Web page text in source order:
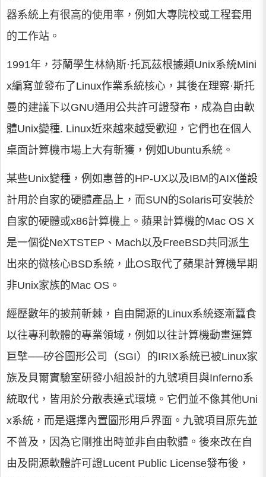
器系統上有很高的使用率，例如大專院校或工程套用
的工作站。
1991年，芬蘭學生林納斯·托瓦茲根據類Unix系統Mini
x編寫並發布了Linux作業系統核心，其後在理察·斯托
曼的建議下以GNU通用公共許可證發布，成為自由軟
體Unix變種. Linux近來越來越受歡迎，它們也在個人
桌面計算機市場上大有斬獲，例如Ubuntu系統。
某些Unix變種，例如惠普的HP-UX以及IBM的AIX僅設
計用於自家的硬體產品上，而SUN的Solaris可安裝於
自家的硬體或x86計算機上。蘋果計算機的Mac OS X
是一個從NeXTSTEP、Mach以及FreeBSD共同派生
出來的微核心BSD系統，此OS取代了蘋果計算機早期
非Unix家族的Mac OS。
經歷數年的披荊斬棘，自由開源的Linux系統逐漸蠶食
以往專利軟體的專業領域，例如以往計算機動畫運算
巨擘──矽谷圖形公司（SGI）的IRIX系統已被Linux家
族及貝爾實驗室研發小組設計的九號項目與Inferno系
統取代，皆用於分散表達式環境。它們並不像其他Uni
x系統，而是選擇內置圖形用戶界面。九號項目原先並
不普及，因為它剛推出時並非自由軟體。後來改在自
由及開源軟體許可證Lucent Public License發布後，